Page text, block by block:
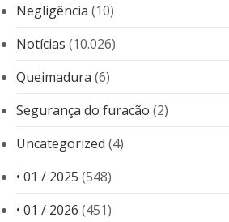
Negligência (10)
Notícias (10.026)
Queimadura (6)
Segurança do furacão (2)
Uncategorized (4)
• 01 / 2025 (548)
• 01 / 2026 (451)